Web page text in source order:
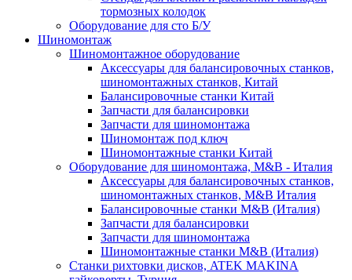
тормозных колодок
Оборудование для сто Б/У
Шиномонтаж
Шиномонтажное оборудование
Аксессуары для балансировочных станков,
шиномонтажных станков, Китай
Балансировочные станки Китай
Запчасти для балансировки
Запчасти для шиномонтажа
Шиномонтаж под ключ
Шиномонтажные станки Китай
Оборудование для шиномонтажа, M&B - Италия
Аксессуары для балансировочных станков,
шиномонтажных станков, M&B Италия
Балансировочные станки M&B (Италия)
Запчасти для балансировки
Запчасти для шиномонтажа
Шиномонтажные станки M&B (Италия)
Станки рихтовки дисков, ATEK MAKINA